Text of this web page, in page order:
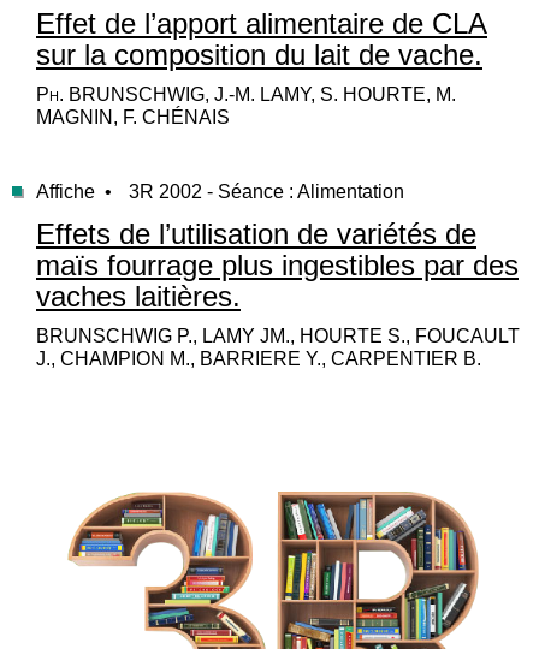
Effet de l’apport alimentaire de CLA
sur la composition du lait de vache.
Ph. BRUNSCHWIG, J.-M. LAMY, S. HOURTE, M.
MAGNIN, F. CHÉNAIS
Affiche • 3R 2002 - Séance : Alimentation
Effets de l’utilisation de variétés de
maïs fourrage plus ingestibles par des
vaches laitières.
BRUNSCHWIG P., LAMY JM., HOURTE S., FOUCAULT
J., CHAMPION M., BARRIERE Y., CARPENTIER B.